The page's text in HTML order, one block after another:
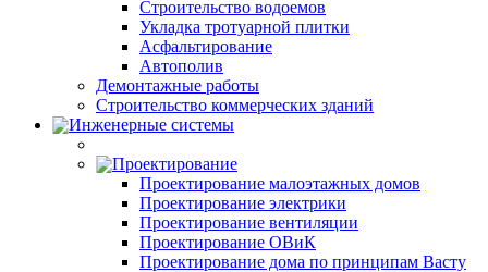
Строительство водоемов
Укладка тротуарной плитки
Асфальтирование
Автополив
Демонтажные работы
Строительство коммерческих зданий
Инженерные системы
Проектирование
Проектирование малоэтажных домов
Проектирование электрики
Проектирование вентиляции
Проектирование ОВиК
Проектирование дома по принципам Васту